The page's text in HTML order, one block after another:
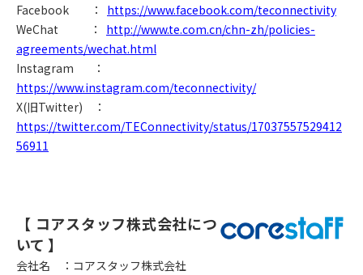
Facebook
：
https://www.facebook.com/teconnectivity
WeChat
：
http://www.te.com.cn/chn-zh/policies-
agreements/wechat.html
Instagram
：
https://www.instagram.com/teconnectivity/
X(旧Twitter) ：
https://twitter.com/TEConnectivity/status/17037557529412
56911
【 コアスタッフ株式会社につ
いて 】
会社名 ：コアスタッフ株式会社